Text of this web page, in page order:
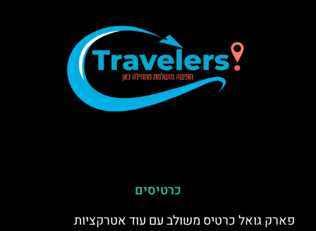
כרטיסים
פארק גואל כרטיס משולב עם עוד אטרקציות